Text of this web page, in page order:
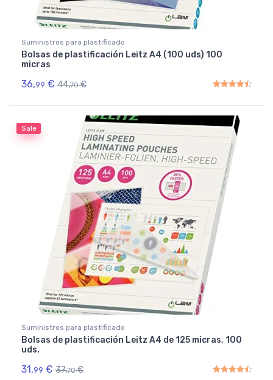
Suministros para plastificado
Bolsas de plastificación Leitz A4 (100 uds) 100
micras
36,99 € 44,70 €
Sale
Suministros para plastificado
Bolsas de plastificación Leitz A4 de 125 micras, 100
uds.
31,99 € 37,70 €